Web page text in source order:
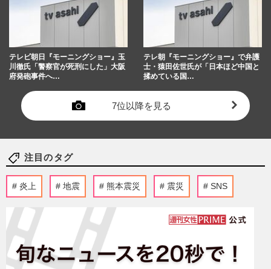
テレビ朝日『モーニングショー』玉
川徹氏「警察官が死刑にした」大阪
府発砲事件へ…
テレ朝『モーニングショー』で弁護
士・猿田佐世氏が「日本ほど中国と
揉めている国…
7位以降を見る
注目のタグ
炎上 地震 熊本震災 震災 SNS